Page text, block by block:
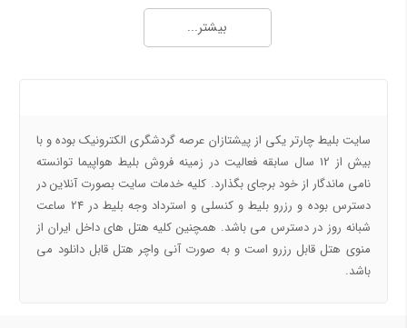
چارتر چیست و به کدام بلیط چارتر می گویند
همه چیزهایی که درباره بلیط چارتر باید بدانید
بلیط هواپیما یا تیکت هواپیما چیست و چند نوع است؟
نحوه قیمت گذاری بلیط هواپیما چگونه است؟
مجله خبری بلیط چارتر 3
بلیط هواپیما دقیقه 90 و چگونه خرید بلیط هواپیما دقیقه نود کیش و مشهد
بیشتر...
سایت بلیط چارتر یکی از پیشتازان عرصه گردشگری الکترونیک بوده و با
بیش از 12 سال سابقه فعالیت در زمینه فروش بلیط هواپیما توانسته
نامی ماندگار از خود برجای بگذارد. کلیه خدمات سایت بصورت آنلاین در
دسترس بوده و رزرو بلیط و کنسلی و استرداد وجه بلیط در 24 ساعت
شبانه روز در دسترس می باشد. همچنین کلیه هتل های داخل ایران از
منوی هتل قابل رزرو است و به صورت آنی واچر هتل قابل دانلود می
باشد.